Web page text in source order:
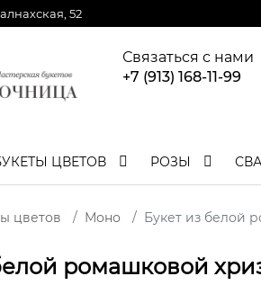
52
Связаться с нами
+7 (913) 168-11-99
ЦВЕТОВ РОЗЫ
цветов Моно Букет из белой
ромашковой